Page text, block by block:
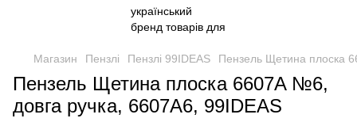
Магазин Пензлі Пензлі 99IDEAS Пензель Щетина плоска
Пензель Щетина плоска 6607A №6,
довга ручка, 6607A6, 99IDEAS